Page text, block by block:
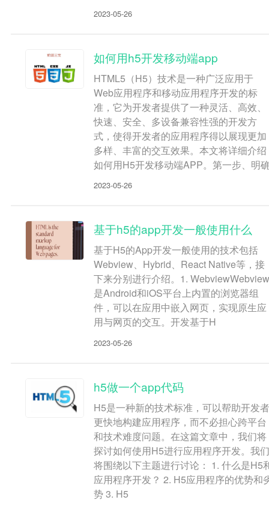
2023-05-26
如何用h5开发移动端app
HTML5（H5）技术是一种广泛应用于
Web应用程序和移动应用程序开发的标
准，它为开发者提供了一种灵活、高效、
快速、安全、多设备兼容性强的开发方
式，使得开发者的应用程序得以展现更加
多样、丰富的交互效果。本文将详细介绍
如何用H5开发移动端APP。第一步、明
2023-05-26
基于h5的app开发一般使用什么
基于H5的App开发一般使用的技术包括
Webview、Hybrid、React Native等，接
下来分别进行介绍。1. WebviewWebview
是Android和iOS平台上内置的浏览器组
件，可以在应用中嵌入网页，实现原生应
用与网页的交互。开发基于H
2023-05-26
h5做一个app代码
H5是一种新的技术标准，可以帮助开发者
更快地构建应用程序，而不必担心跨平台
和技术难度问题。在这篇文章中，我们将
探讨如何使用H5进行应用程序开发。我们
将围绕以下主题进行讨论： 1. 什么是H5
应用程序开发？ 2. H5应用程序的优势和
势 3. H5